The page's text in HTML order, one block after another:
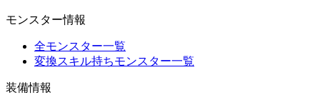
モンスター情報
全モンスター一覧
変換スキル持ちモンスター一覧
装備情報